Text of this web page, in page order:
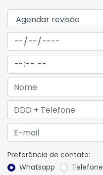
Preferência de contato:
Whatsapp
Telefone